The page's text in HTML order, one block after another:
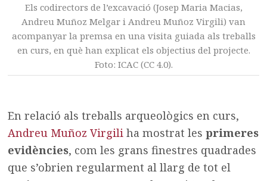
Els codirectors de l’excavació (Josep Maria Macias,
Andreu Muñoz Melgar i Andreu Muñoz Virgili) van
acompanyar la premsa en una visita guiada als treballs
en curs, en què han explicat els objectius del projecte.
Foto: ICAC (CC 4.0).
En relació als treballs arqueològics en curs,
Andreu Muñoz Virgili ha mostrat lesprimeres
evidències, com les grans finestres quadrades
que s’obrien regularment al llarg de tot el